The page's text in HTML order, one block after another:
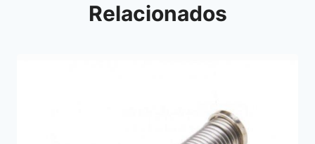
Relacionados